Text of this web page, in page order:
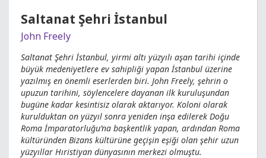
Saltanat Şehri İstanbul
John Freely
Saltanat Şehri İstanbul, yirmi altı yüzyılı aşan tarihi içinde
büyük medeniyetlere ev sahipliği yapan İstanbul üzerine
yazılmış en önemli eserlerden biri. John Freely, şehrin o
upuzun tarihini, söylencelere dayanan ilk kuruluşundan
bugüne kadar kesintisiz olarak aktarıyor. Koloni olarak
kurulduktan on yüzyıl sonra yeniden inşa edilerek Doğu
Roma İmparatorluğu’na başkentlik yapan, ardından Roma
kültüründen Bizans kültürüne geçişin eşiği olan şehir uzun
yüzyıllar Hıristiyan dünyasının merkezi olmuştu.